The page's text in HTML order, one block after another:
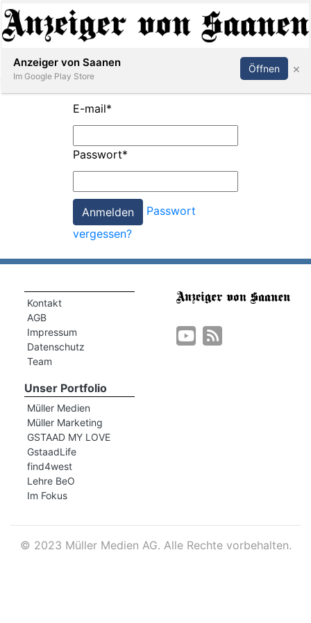
Abonnieren Anmelden
E-mail*
Passwort*
Passwort
vergessen?
Kontakt
AGB
Impressum
Datenschutz
Team
Unser Portfolio
Müller Medien
Müller Marketing
GSTAAD MY LOVE
GstaadLife
find4west
Lehre BeO
Im Fokus
© 2023 Müller Medien AG. Alle Rechte vorbehalten.
Anzeiger von Saanen
Im Google Play Store
Öffnen ×